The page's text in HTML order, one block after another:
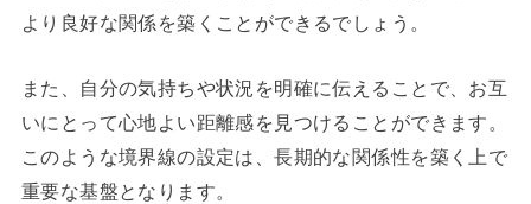
より良好な関係を築くことができるでしょう。
また、自分の気持ちや状況を明確に伝えることで、お互
いにとって心地よい距離感を見つけることができます。
このような境界線の設定は、長期的な関係性を築く上で
重要な基盤となります。